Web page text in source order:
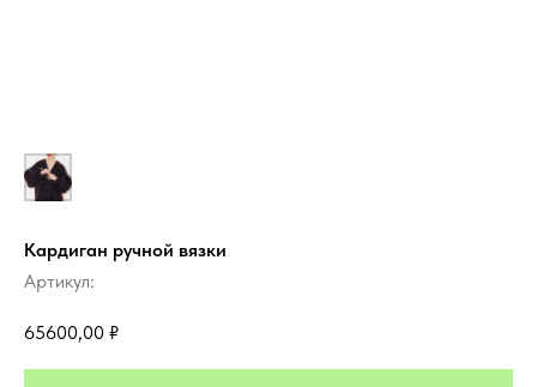
Кардиган ручной вязки
Артикул:
65600,00 ₽